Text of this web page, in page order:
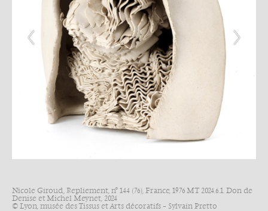
Nicole Giroud, Repliement, n° 144 (76), France, 1976 MT 2024.6.1. Don de
Denise et Michel Meynet, 2024
© Lyon, musée des Tissus et Arts décoratifs – Sylvain Pretto